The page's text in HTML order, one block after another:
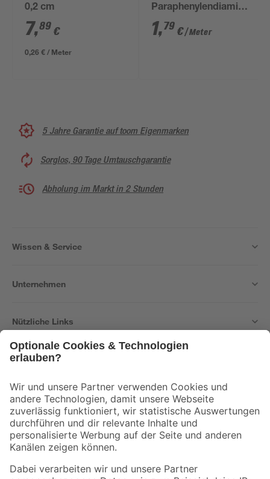
0,2 cm
7,89 €
0,26 € / Meter
Paraphenylendiamin
gedreht orange
Meterware 10 mm
1,79 €/ Meter
5 Jahre Garantie auf toom Eigenmarken
Sorglos, 90 Tage Umtauschgarantie
Abholung im Markt in 2 Stunden
Wissen & Service
Unternehmen
Nützliche Links
Der toom Newsletter: Keine Angebote und Aktionen mehr verpassen!
Zur Newsletter Anmeldung
Folge uns